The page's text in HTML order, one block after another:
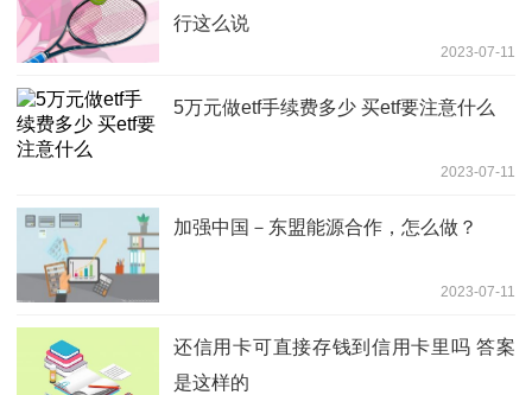
行这么说
2023-07-11
5万元做etf手续费多少 买etf要注意什么
2023-07-11
加强中国－东盟能源合作，怎么做？
2023-07-11
还信用卡可直接存钱到信用卡里吗 答案
是这样的